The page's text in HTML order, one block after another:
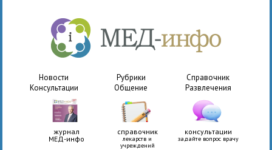
Новости Рубрики
Справочник
Консультации
Общение Развлечения
журнал
МЕД-инфо
справочник
лекарств и
учреждений
консультации
задайте вопрос врачу